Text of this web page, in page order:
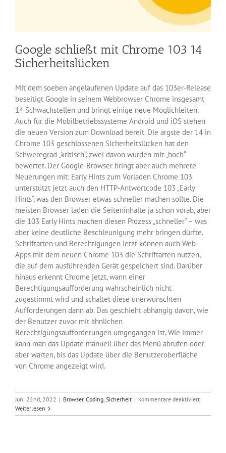
Google schließt mit Chrome 103 14
Sicherheitslücken
Mit dem soeben angelaufenen Update auf das 103er-Release
beseitigt Google in seinem Webbrowser Chrome insgesamt
14 Schwachstellen und bringt einige neue Möglichleiten.
Auch für die Mobilbetriebssysteme Android und iOS stehen
die neuen Version zum Download bereit. Die ärgste der 14 in
Chrome 103 geschlossenen Sicherheitslücken hat den
Schweregrad „kritisch“, zwei davon wurden mit „hoch“
bewertet. Der Google-Browser bringt aber auch mehrere
Neuerungen mit: Early Hints zum Vorladen Chrome 103
unterstützt jetzt auch den HTTP-Antwortcode 103 „Early
Hints“, was den Browser etwas schneller machen sollte. Die
meisten Browser laden die Seiteninhalte ja schon vorab, aber
die 103 Early Hints machen diesen Prozess „schneller“ – was
aber keine deutliche Beschleunigung mehr bringen dürfte.
Schriftarten und Berechtigungen Jetzt können auch Web-
Apps mit dem neuen Chrome 103 die Schriftarten nutzen,
die auf dem ausführenden Gerät gespeichert sind. Darüber
hinaus erkennt Chrome jetzt, wann einer
Berechtigungsaufforderung wahrscheinlich nicht
zugestimmt wird und schaltet diese unerwünschten
Aufforderungen dann ab. Das geschieht abhängig davon, wie
der Benutzer zuvor mit ähnlichen
Berechtigungsaufforderungen umgegangen ist, Wie immer
kann man das Update manuell über das Menü abrufen oder
aber warten, bis das Update über die Benutzeroberfläche
von Chrome angezeigt wird.
Juni 22nd, 2022 | Browser, Coding, Sicherheit | Kommentare deaktiviertfür
schließt
Weiterlesen